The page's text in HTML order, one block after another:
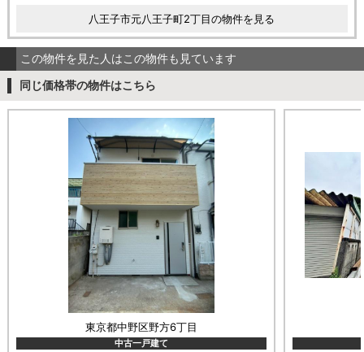
八王子市元八王子町2丁目の物件を見る
この物件を見た人はこの物件も見ています
同じ価格帯の物件はこちら
東京都中野区野方6丁目
中古一戸建て